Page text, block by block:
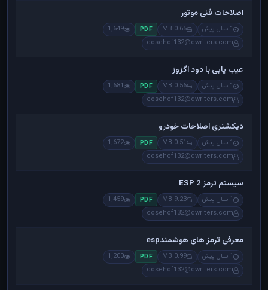
اصلاحات فنی موتور
1 سال پیش 0.65 MB
PDF
1,649
cosehof132@dwriters.com
عیب یابی با دود اگزوز
1 سال پیش 0.56 MB
PDF
1,681
cosehof132@dwriters.com
دیکشنری اصلاحات خودرو
1 سال پیش 0.51 MB
PDF
1,672
cosehof132@dwriters.com
سیستم ترمز ESP 2
1 سال پیش 9.23 MB
PDF
1,459
cosehof132@dwriters.com
معرفی ترمز های هوشمندesp
1 سال پیش 0.99 MB
PDF
1,200
cosehof132@dwriters.com